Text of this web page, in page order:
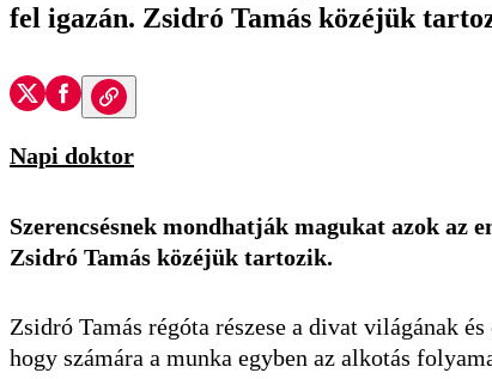
fel igazán. Zsidró Tamás közéjük
Napi doktor
Szerencsésnek mondhatják magukat azok
Zsidró Tamás közéjük tartozik.
Zsidró Tamás régóta részese a divat világának
hogy számára a munka egyben az alkotás